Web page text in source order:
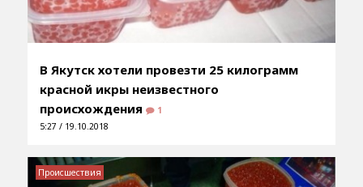
В Якутск хотели провезти 25 килограмм
красной икры неизвестного
происхождения
1
5:27 / 19.10.2018
Происшествия